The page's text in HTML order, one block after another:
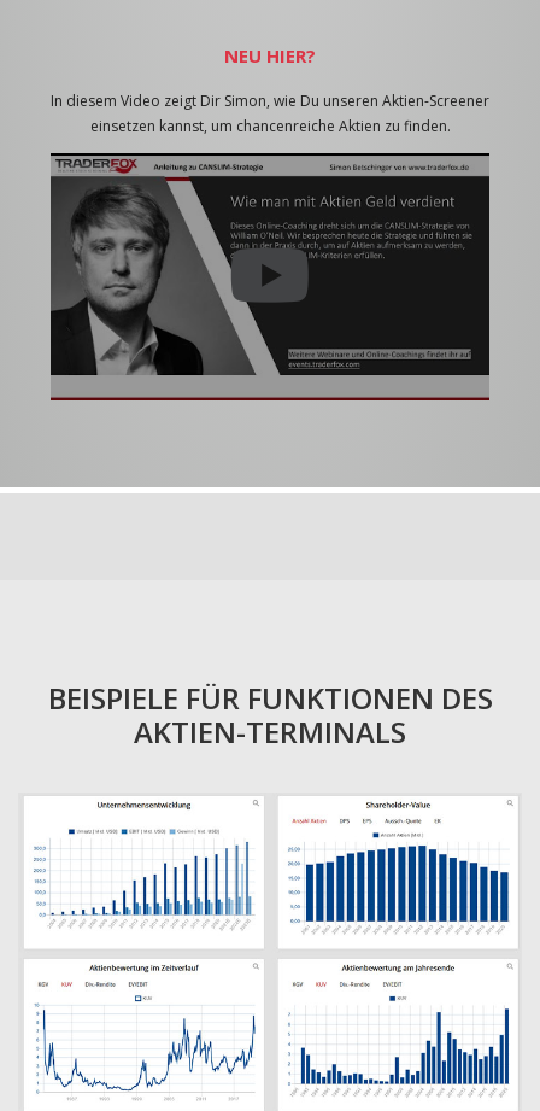
NEU HIER?
In diesem Video zeigt Dir Simon, wie Du unseren Aktien-Screener
einsetzen kannst, um chancenreiche Aktien zu finden.
BEISPIELE FÜR FUNKTIONEN DES
AKTIEN-TERMINALS